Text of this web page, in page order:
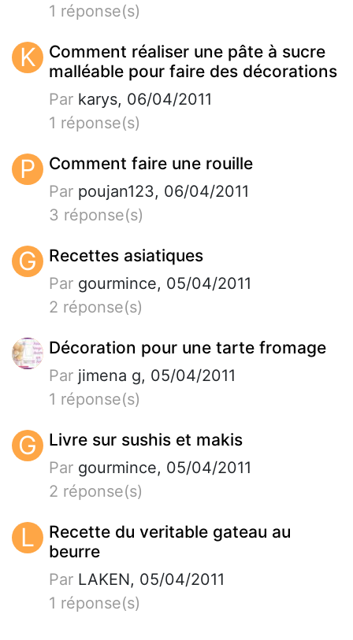
1 réponse(s)
K
Comment réaliser une pâte à sucre
malléable pour faire des décorations
Par karys, 06/04/2011
1 réponse(s)
P Comment faire une rouille
Par poujan123, 06/04/2011
3 réponse(s)
G Recettes asiatiques
Par gourmince, 05/04/2011
2 réponse(s)
Décoration pour une tarte fromage
Par jimena g, 05/04/2011
1 réponse(s)
G Livre sur sushis et makis
Par gourmince, 05/04/2011
2 réponse(s)
L
Recette du veritable gateau au
beurre
Par LAKEN, 05/04/2011
1 réponse(s)